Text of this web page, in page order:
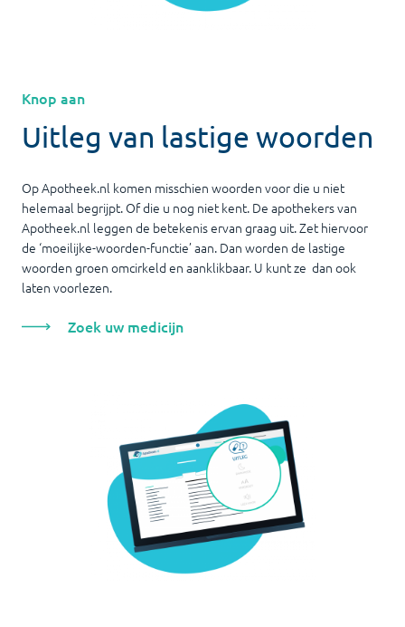
Knop aan
Uitleg van lastige woorden
Op Apotheek.nl komen misschien woorden voor die u niet
helemaal begrijpt. Of die u nog niet kent. De apothekers van
Apotheek.nl leggen de betekenis ervan graag uit. Zet hiervoor
de ‘moeilijke-woorden-functie’ aan. Dan worden de lastige
woorden groen omcirkeld en aanklikbaar. U kunt ze dan ook
laten voorlezen.
Zoek uw medicijn